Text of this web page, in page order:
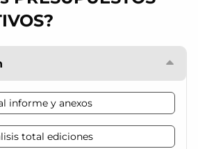
informe y anexos
total ediciones